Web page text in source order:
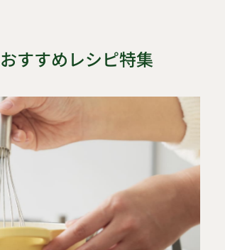
おすすめレシピ特集